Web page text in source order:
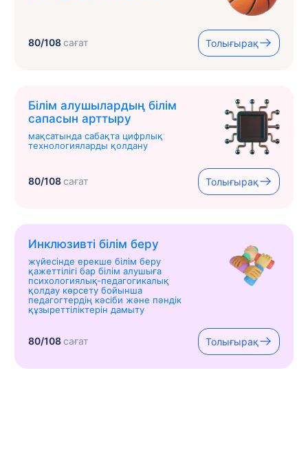
80/108сағат Толығырақ
Білім алушылардың білім
сапасын арттыру
мақсатында сабақта цифрлық
технологияларды қолдану
80/108сағат Толығырақ
Инклюзивті білім беру
жүйесінде ерекше білім беру
қажеттілігі бар білім алушыға
психологиялық-педагогикалық
қолдау көрсету бойынша
педагогтердің кәсіби және пәндік
құзыреттіліктерін дамыту
80/108сағат Толығырақ